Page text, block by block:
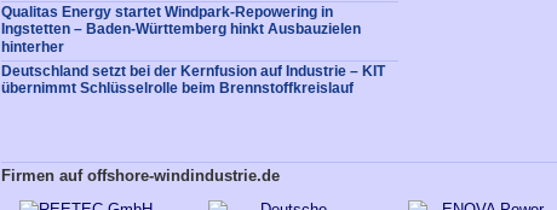
Qualitas Energy startet Windpark-Repowering in
Ingstetten – Baden-Württemberg hinkt Ausbauzielen
hinterher
Deutschland setzt bei der Kernfusion auf Industrie – KIT
übernimmt Schlüsselrolle beim Brennstoffkreislauf
Firmen auf offshore-windindustrie.de